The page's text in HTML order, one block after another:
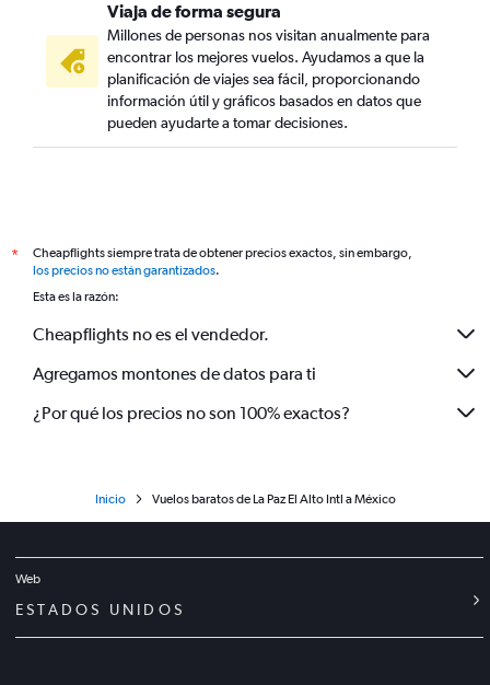
Viaja de forma segura
Millones de personas nos visitan anualmente para
encontrar los mejores vuelos. Ayudamos a que la
planificación de viajes sea fácil, proporcionando
información útil y gráficos basados en datos que
pueden ayudarte a tomar decisiones.
*
Cheapflights siempre trata de obtener precios exactos, sin embargo,
los precios no están garantizados.
Esta es la razón:
Cheapflights no es el vendedor.
Agregamos montones de datos para ti
¿Por qué los precios no son 100% exactos?
Inicio Vuelos baratos de La Paz El Alto Intl a México
Web
ESTADOS UNIDOS